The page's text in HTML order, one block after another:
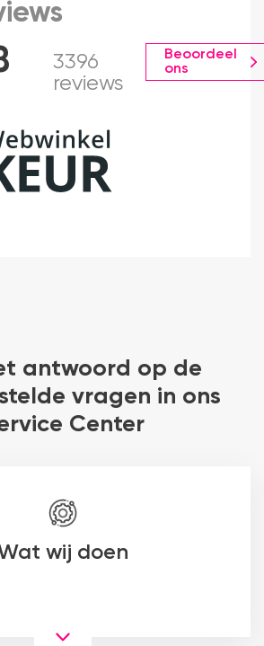
3396
reviews
Beoordeel
ons
antwoord op de
vragen in ons
Center
wij doen